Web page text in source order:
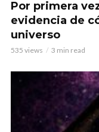
Por primera
evidencia de
universo
535 views 3 min read